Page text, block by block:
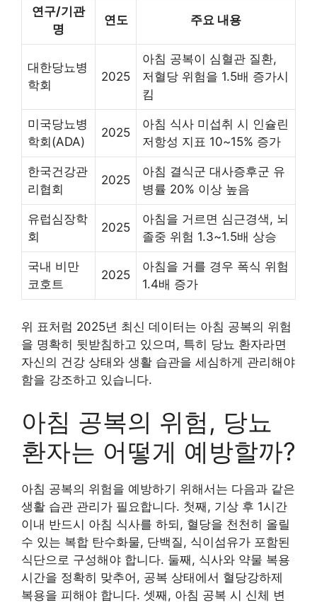
연구/기관
명
연도 주요 내용
대한당뇨병
학회
2025
아침 공복이 심혈관 질환,
저혈당 위험을 1.5배 증가시
킴
미국당뇨병
학회(ADA)
2025
아침 식사 미섭취 시 인슐린
저항성 지표 10~15% 증가
한국건강관
리협회
2025
아침 결식군 대사증후군 유
병률 20% 이상 높음
유럽심장학
회
2025
아침을 거르면 심근경색, 뇌
졸중 위험 1.3~1.5배 상승
국내 비만
코호트
2025
아침을 거를 경우 폭식 위험
1.4배 증가
위 표처럼 2025년 최신 데이터는 아침 공복의 위험
을 명확히 뒷받침하고 있으며, 특히 당뇨 환자라면
자신의 건강 상태와 생활 습관을 세심하게 관리해야
함을 강조하고 있습니다.
아침 공복의 위험, 당뇨
환자는 어떻게 예방할까?
아침 공복의 위험을 예방하기 위해서는 다음과 같은
생활 습관 관리가 필요합니다. 첫째, 기상 후 1시간
이내 반드시 아침 식사를 하되, 혈당을 천천히 올릴
수 있는 복합 탄수화물, 단백질, 식이섬유가 포함된
식단으로 구성해야 합니다. 둘째, 식사와 약물 복용
시간을 정확히 맞추어, 공복 상태에서 혈당강하제
복용을 피해야 합니다. 셋째, 아침 공복 시 신체 변